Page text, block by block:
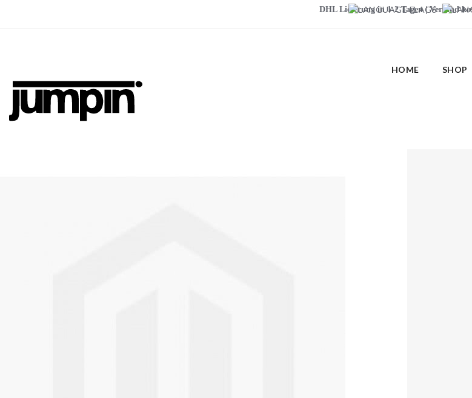
DHL Lieferung in 1-2 Tagen | Versand
HOME SHOP